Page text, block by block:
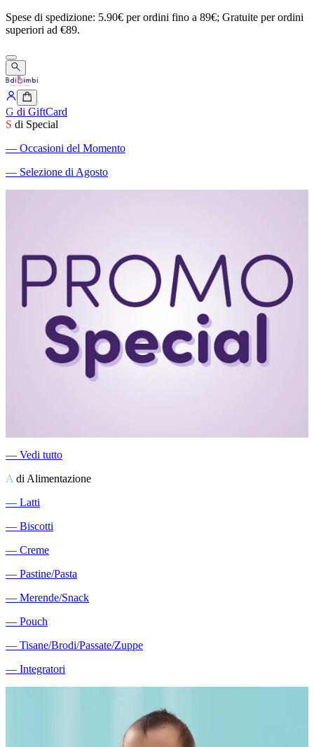
Spese di spedizione: 5.90€ perordini fino a 89€; Gratuite perordini
superiori ad €89.
G di GiftCard
S di Special
― Occasioni del Momento
― Selezione di Agosto
― Vedi tutto
A di Alimentazione
― Latti
― Biscotti
― Creme
― Pastine/Pasta
― Merende/Snack
― Pouch
― Tisane/Brodi/Passate/Zuppe
― Integratori